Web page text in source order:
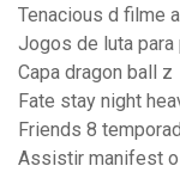
Tenacious d filme
Jogos de luta
Capa dragon ball z
Fate stay night
Friends 8
Assistir manifest